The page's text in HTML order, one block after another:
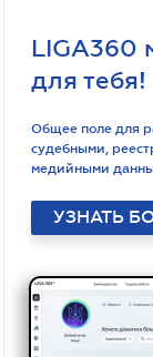
LIGA360
для тебя!
Общее поле для
судебными,
медийными
УЗНАТЬ